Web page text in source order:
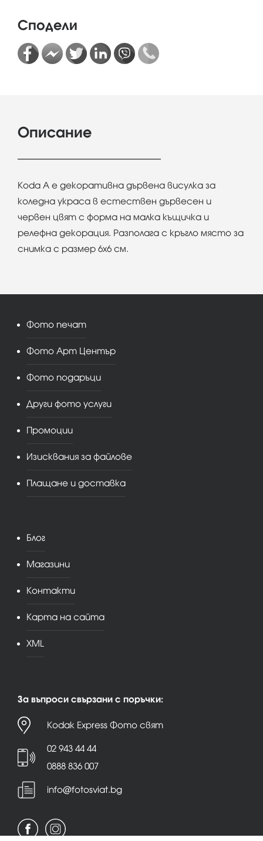
Сподели
Описание
Koda A е декоративна дървена висулка за
коледна украса в естествен дървесен и
червен цвят с форма на малка къщичка и
релефна декорация. Разполага с кръгло място за
снимка с размер 6х6 см.
Фото печат
Фото Арт Център
Фото подаръци
Други фото услуги
Промоции
Изисквания за файлове
Плащане и доставка
Блог
Магазини
Контакти
Карта на сайта
XML
За въпроси свързани с поръчки:
Kodak Express Фото свят
02 943 44 44
0888 836 007
info@fotosviat.bg